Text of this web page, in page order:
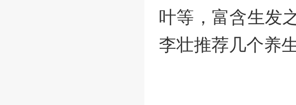
叶等，富含生发
李壮推荐几个养